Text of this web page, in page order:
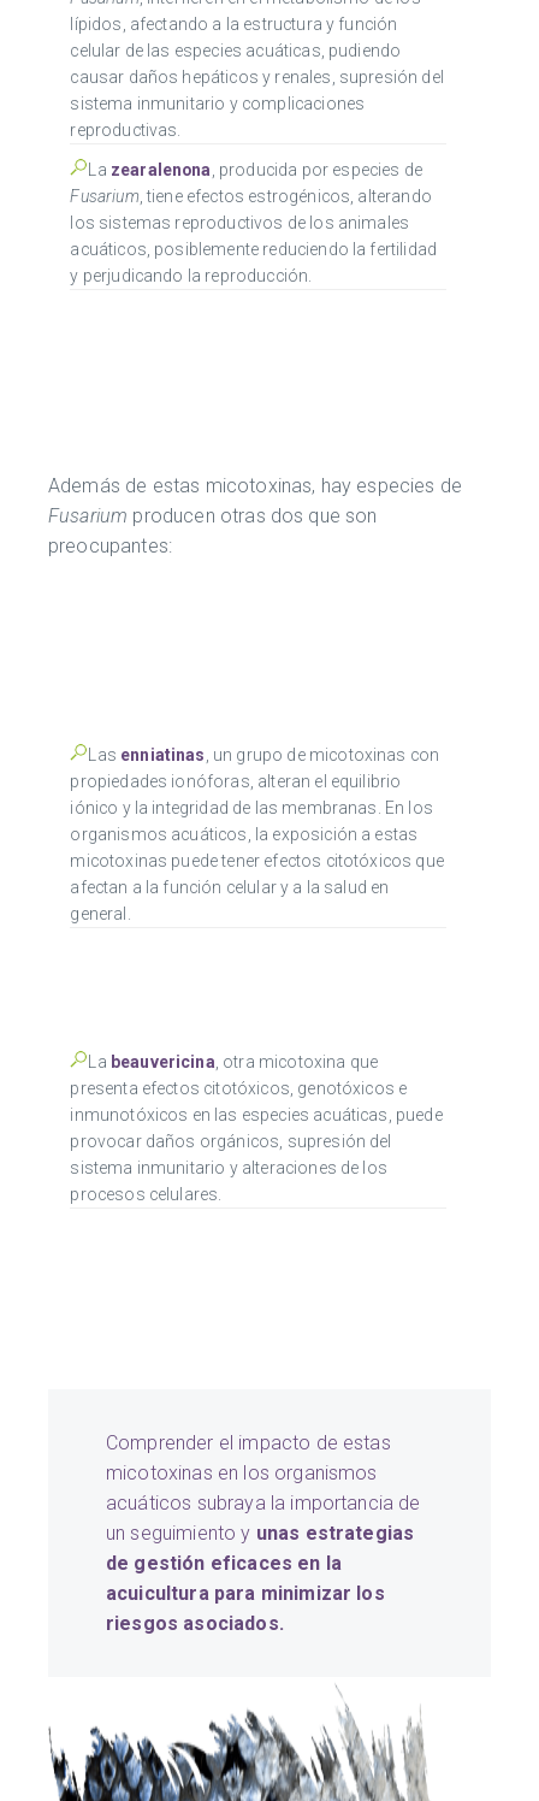
lípidos, afectando a la estructura y función
celular de las especies acuáticas, pudiendo
causar daños hepáticos y renales, supresión del
sistema inmunitario y complicaciones
reproductivas.
La zearalenona , producida por especies de
Fusarium , tiene efectos estrogénicos, alterando
los sistemas reproductivos de los animales
acuáticos, posiblemente reduciendo la fertilidad
y perjudicando la reproducción.
Además de estas micotoxinas, hay especies de
Fusarium producen otras dos que son
preocupantes:
Las enniatinas , un grupo de micotoxinas con
propiedades ionóforas, alteran el equilibrio
iónico y la integridad de las membranas. En los
organismos acuáticos, la exposición a estas
micotoxinas puede tener efectos citotóxicos que
afectan a la función celular y a la salud en
general.
La beauvericina , otra micotoxina que
presenta efectos citotóxicos, genotóxicos e
inmunotóxicos en las especies acuáticas, puede
provocar daños orgánicos, supresión del
sistema inmunitario y alteraciones de los
procesos celulares.
Comprender el impacto de estas
micotoxinas en los organismos
acuáticos subraya la importancia de
un seguimiento y unas estrategias
de gestión eficaces en la
acuicultura para minimizar los
riesgos asociados.